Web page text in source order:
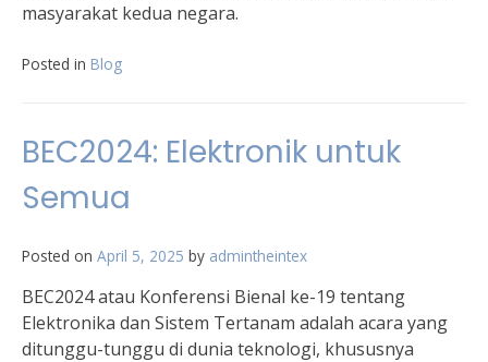
masyarakat kedua negara.
Posted in Blog
BEC2024: Elektronik untuk
Semua
Posted on April 5, 2025 by admintheintex
BEC2024 atau Konferensi Bienal ke-19 tentang
Elektronika dan Sistem Tertanam adalah acara yang
ditunggu-tunggu di dunia teknologi, khususnya